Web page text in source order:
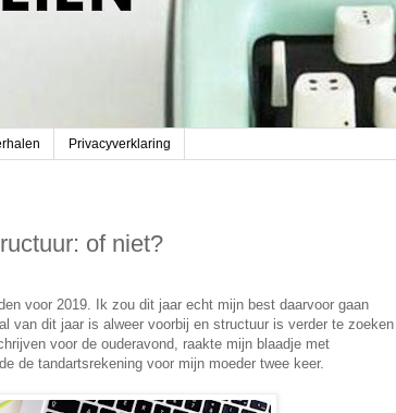
Privacyverklaring
of niet?
voor 2019. Ik zou dit jaar echt mijn best daarvoor gaan
van dit jaar is alweer voorbij en structuur is verder te zoeken
voor de ouderavond, raakte mijn blaadje met
de tandartsrekening voor mijn moeder twee keer.